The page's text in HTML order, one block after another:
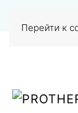
Перейти к